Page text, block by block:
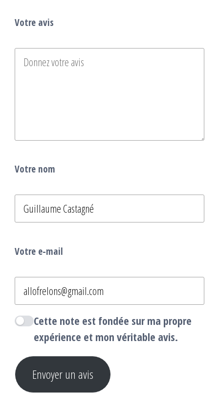
Votre avis
Votre nom
Votre e-mail
Cette note est fondée sur ma propre
expérience et mon véritable avis.
Envoyer un avis